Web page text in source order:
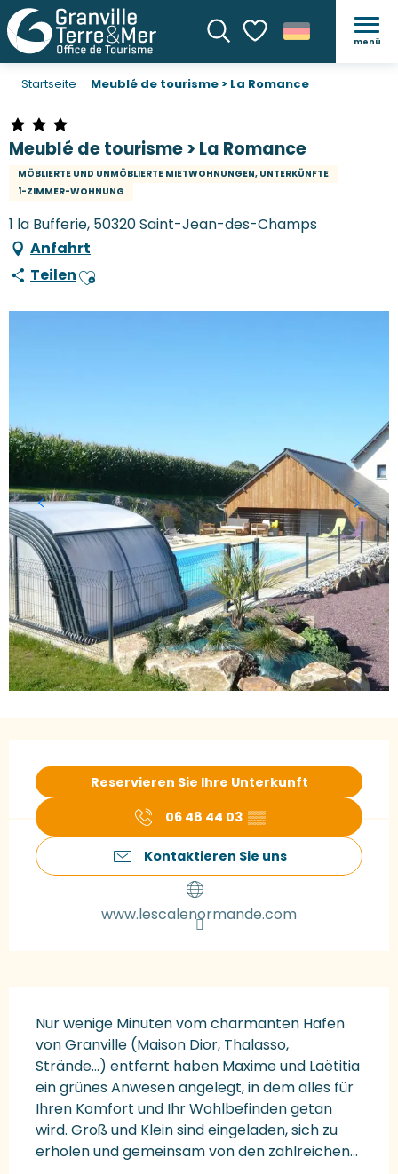
SucheVoir les favoris
menü
Startseite Meublé de tourisme > La Romance
Meublé de tourisme > La Romance
MÖBLIERTE UND UNMÖBLIERTE MIETWOHNUNGEN, UNTERKÜNFTE
1-ZIMMER-WOHNUNG
1 la Bufferie, 50320 Saint-Jean-des-Champs
Anfahrt
TeilenAjouter aux favoris
Reservieren Sie Ihre Unterkunft
06 48 44 03 ▒▒
Kontaktieren Sie uns
www.lescalenormande.com
Nur wenige Minuten vom charmanten Hafen
von Granville (Maison Dior, Thalasso,
Strände...) entfernt haben Maxime und Laëtitia
ein grünes Anwesen angelegt, in dem alles für
Ihren Komfort und Ihr Wohlbefinden getan
wird. Groß und Klein sind eingeladen, sich zu
erholen und gemeinsam von den zahlreichen...